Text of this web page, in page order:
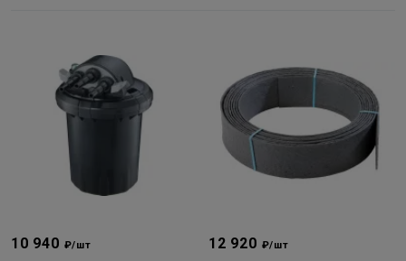
10 940 ₽/шт 12 920 ₽/шт